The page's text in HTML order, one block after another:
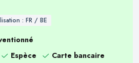
: FR / BE
Espèce
Carte bancaire